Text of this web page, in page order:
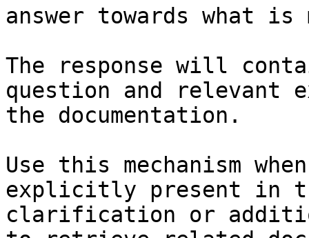
answer towards what
The response will
question and relevant
the documentation.
Use this mechanism
explicitly present in
clarification or